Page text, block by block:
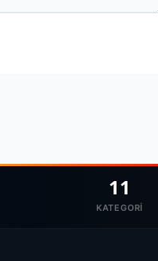
11
KATEGORI